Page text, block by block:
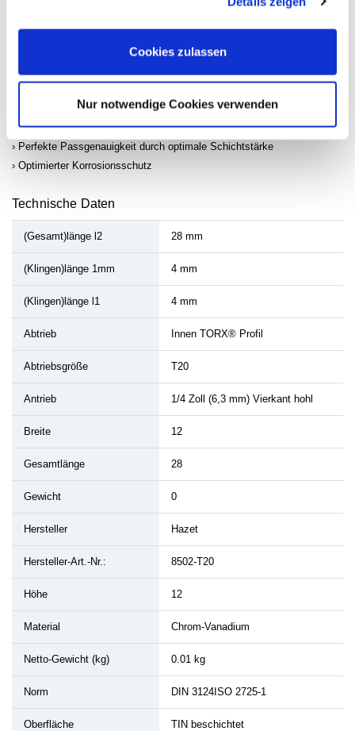
Cookies, wenn Sie unsere Webseite weiterhin nutzen.
Cookies zulassen
Nur notwendige Cookies verwenden
hohe Haft- und Abriebfestigkeit der Schicht
in Industrie und Handwerk
Stärkerer Verschleißschutz sichert Standzeitverbesserung
Perfekte Passgenauigkeit durch optimale Schichtstärke
Optimierter Korrosionsschutz
Technische Daten
(Gesamt)länge l2 28 mm
(Klingen)länge 1mm 4 mm
(Klingen)länge l1 4 mm
Abtrieb Innen TORX® Profil
Abtriebsgröße T20
Antrieb 1/4 Zoll (6,3 mm) Vierkant hohl
Breite 12
Gesamtlänge 28
Gewicht 0
Hersteller Hazet
Hersteller-Art.-Nr.: 8502-T20
Höhe 12
Material Chrom-Vanadium
Netto-Gewicht (kg) 0.01 kg
Norm DIN 3124ISO 2725-1
Oberfläche TIN beschichtet